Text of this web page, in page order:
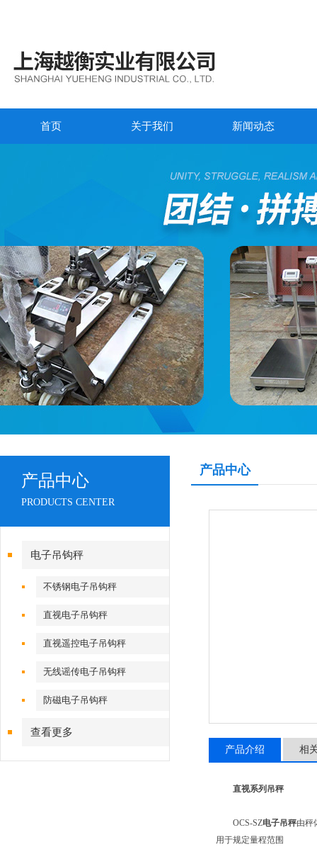
首页 关于我们 新闻动态
产品中心
PRODUCTS CENTER
电子吊钩秤
不锈钢电子吊钩秤
直视电子吊钩秤
直视遥控电子吊钩秤
无线谣传电子吊钩秤
防磁电子吊钩秤
查看更多
产品中心
产品介绍 相
直视系列吊秤
OCS-SZ电子吊秤由秤
用于规定量程范围